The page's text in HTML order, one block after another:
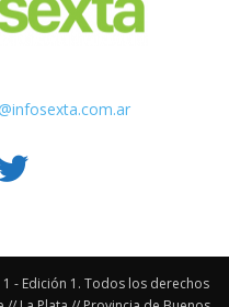
- Edición 1. Todos los derechos